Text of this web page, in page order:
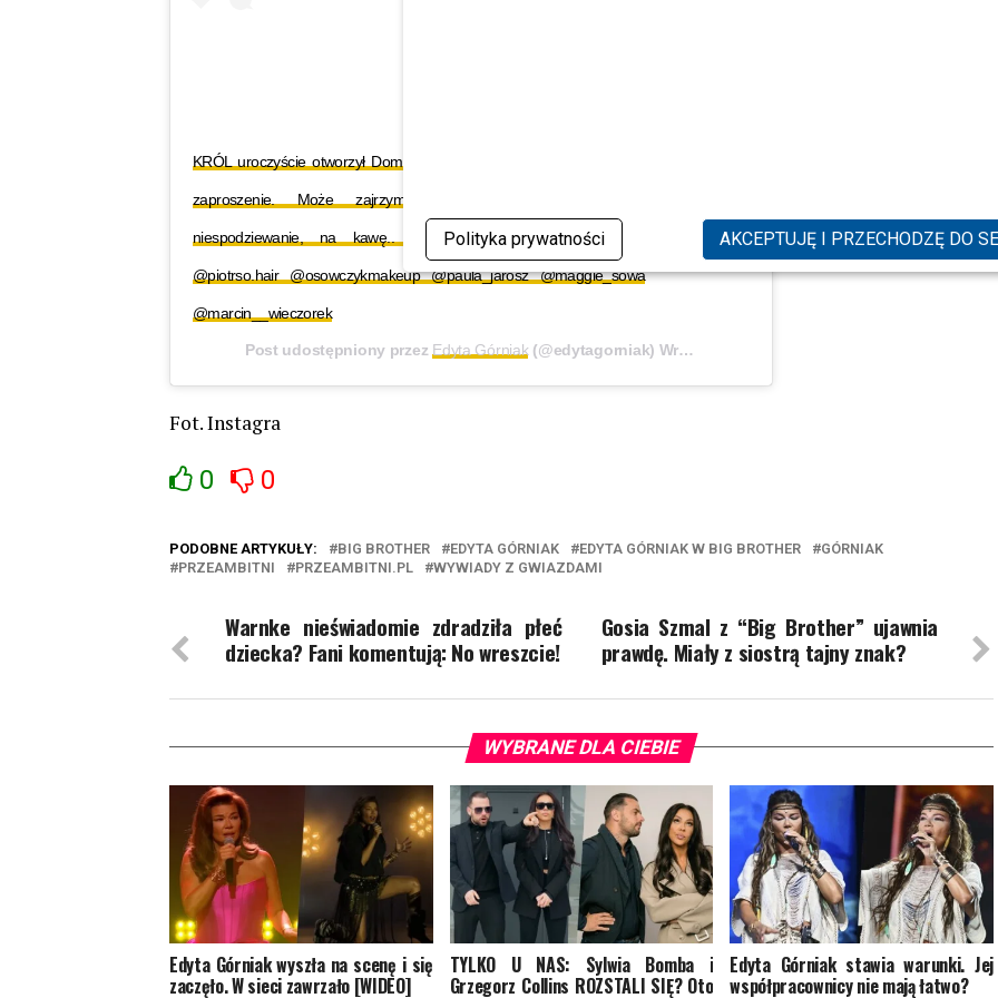
Polityka prywatności AKCEPTUJĘ I PRZECHODZĘ DO
KRÓL uroczyście otworzył Dom Wielkiego Brata.. ?? Dziękujemy za
zaproszenie. Może zajrzymy do niego kiedyś jeszcze,
niespodziewanie, na kawę.. @bigbrother.tvn7 @czaja_wyczaja
@piotrso.hair @osowczykmakeup @paula_jarosz @maggie_sowa
@marcin__wieczorek
Post udostępniony przez Edyta Górniak (@edytagorniak) Wrz 13, 2019 o 11:03 PDT
Fot. Instagra
0 0
PODOBNE ARTYKUŁY: BIG BROTHER EDYTA GÓRNIAK EDYTA GÓRNIAK W BIG BROTHER
GÓRNIAK
PRZEAMBITNI
PRZEAMBITNI.PL WYWIADY Z GWIAZDAMI
Gosia Szmal z “Big Brother” ujawnia
prawdę. Miały z siostrą tajny znak?
Warnke nieświadomie zdradziła płeć
dziecka? Fani komentują: No wreszcie!
WYBRANE DLA CIEBIE
Edyta Górniak wyszła na scenę i się
zaczęło. W sieci zawrzało [WIDEO]
TYLKO U NAS: Sylwia Bomba i
Grzegorz Collins ROZSTALI SIĘ? Oto
Edyta Górniak stawia warunki. Jej
współpracownicy nie mają łatwo?